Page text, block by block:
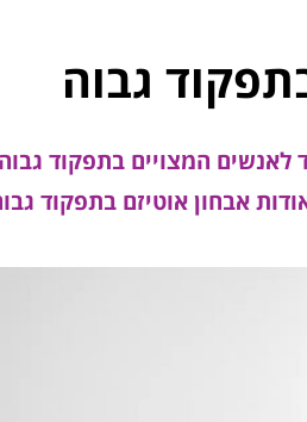
גבוה
לאנשים המצויים בתפקוד
אבחון אוטיזם בתפקוד